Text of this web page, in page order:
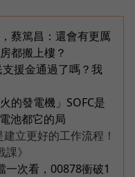
蔡篤昌：還會有更厲
都搬上樓？
援金通過了嗎？我
的發電機」SOFC是
池都它的局
立更好的工作流程！
》
一次看，00878衝破1